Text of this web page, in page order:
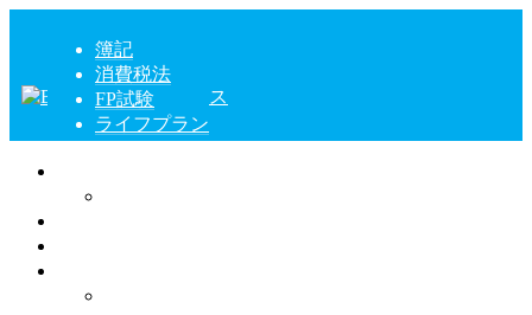
簿記
消費税法
FP試験
ライフプラン